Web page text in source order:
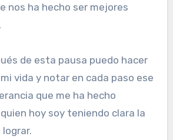
nos ha hecho ser mejores
de esta pausa puedo hacer
vida y notar en cada paso ese
que me ha hecho
hoy soy teniendo clara la